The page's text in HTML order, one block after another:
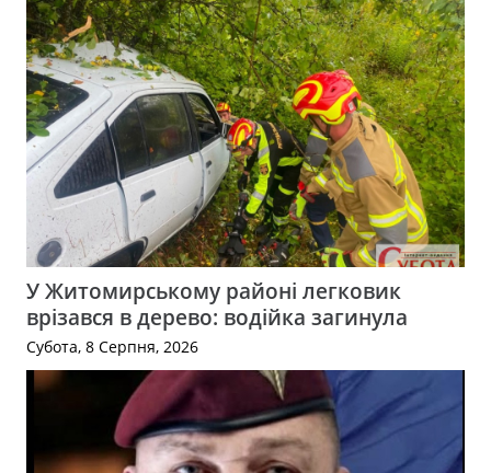
У Житомирському районі легковик
врізався в дерево: водійка загинула
Субота, 8 Серпня, 2026